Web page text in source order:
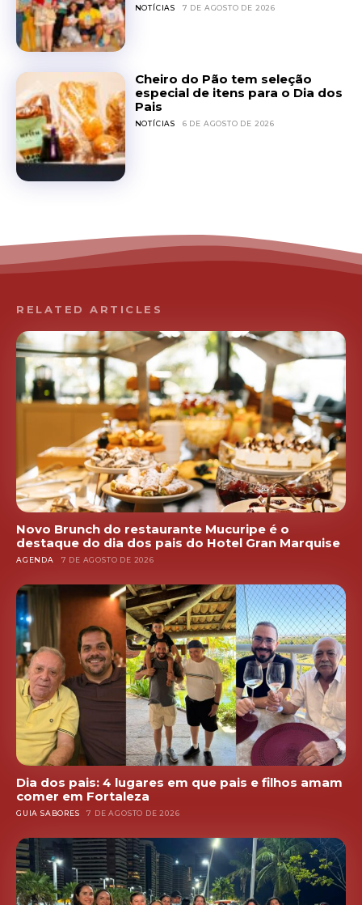
NOTÍCIAS 7 DE AGOSTO DE 2026
Cheiro do Pão tem seleção
especial de itens para o Dia dos
Pais
NOTÍCIAS 6 DE AGOSTO DE 2026
RELATED ARTICLES
Novo Brunch do restaurante Mucuripe é o
destaque do dia dos pais do Hotel Gran Marquise
AGENDA 7 DE AGOSTO DE 2026
Dia dos pais: 4 lugares em que pais e filhos amam
comer em Fortaleza
GUIA SABORES 7 DE AGOSTO DE 2026